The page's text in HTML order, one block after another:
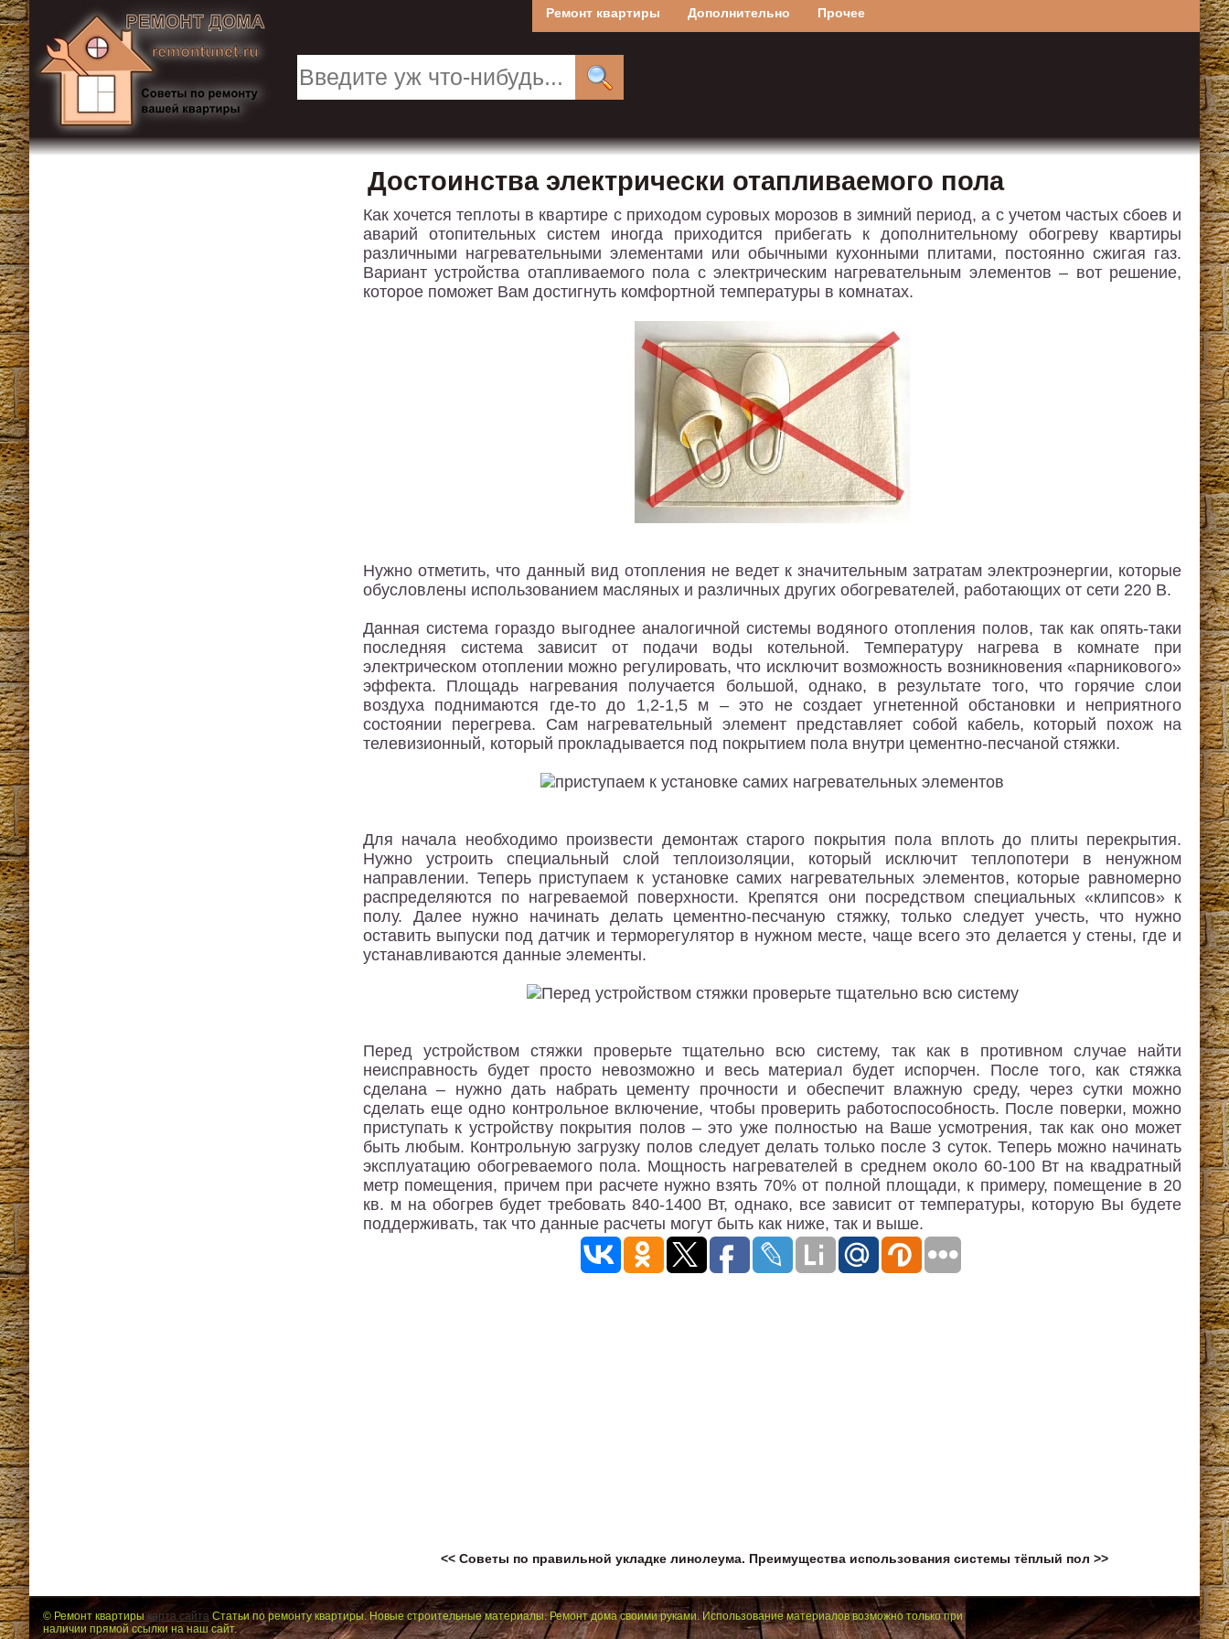
Ремонт квартиры Дополнительно Прочее
Достоинства электрически отапливаемого пола
Как хочется теплоты в квартире с приходом суровых морозов в зимний период, а с учетом частых сбоев и
аварий отопительных систем иногда приходится прибегать к дополнительному обогреву квартиры
различными нагревательными элементами или обычными кухонными плитами, постоянно сжигая газ.
Вариант устройства отапливаемого пола с электрическим нагревательным элементов – вот решение,
которое поможет Вам достигнуть комфортной температуры в комнатах.
Нужно отметить, что данный вид отопления не ведет к значительным затратам электроэнергии, которые
обусловлены использованием масляных и различных других обогревателей, работающих от сети 220 В.
Данная система гораздо выгоднее аналогичной системы водяного отопления полов, так как опять-таки
последняя система зависит от подачи воды котельной. Температуру нагрева в комнате при
электрическом отоплении можно регулировать, что исключит возможность возникновения «парникового»
эффекта. Площадь нагревания получается большой, однако, в результате того, что горячие слои
воздуха поднимаются где-то до 1,2-1,5 м – это не создает угнетенной обстановки и неприятного
состоянии перегрева. Сам нагревательный элемент представляет собой кабель, который похож на
телевизионный, который прокладывается под покрытием пола внутри цементно-песчаной стяжки.
Для начала необходимо произвести демонтаж старого покрытия пола вплоть до плиты перекрытия.
Нужно устроить специальный слой теплоизоляции, который исключит теплопотери в ненужном
направлении. Теперь приступаем к установке самих нагревательных элементов, которые равномерно
распределяются по нагреваемой поверхности. Крепятся они посредством специальных «клипсов» к
полу. Далее нужно начинать делать цементно-песчаную стяжку, только следует учесть, что нужно
оставить выпуски под датчик и терморегулятор в нужном месте, чаще всего это делается у стены, где и
устанавливаются данные элементы.
Перед устройством стяжки проверьте тщательно всю систему, так как в противном случае найти
неисправность будет просто невозможно и весь материал будет испорчен. После того, как стяжка
сделана – нужно дать набрать цементу прочности и обеспечит влажную среду, через сутки можно
сделать еще одно контрольное включение, чтобы проверить работоспособность. После поверки, можно
приступать к устройству покрытия полов – это уже полностью на Ваше усмотрения, так как оно может
быть любым. Контрольную загрузку полов следует делать только после 3 суток. Теперь можно начинать
эксплуатацию обогреваемого пола. Мощность нагревателей в среднем около 60-100 Вт на квадратный
метр помещения, причем при расчете нужно взять 70% от полной площади, к примеру, помещение в 20
кв. м на обогрев будет требовать 840-1400 Вт, однако, все зависит от температуры, которую Вы будете
поддерживать, так что данные расчеты могут быть как ниже, так и выше.
<< Советы по правильной укладке линолеума. Преимущества использования системы тёплый пол >>
© Ремонт квартирыкарта сайта Статьи по ремонту квартиры. Новые строительные материалы. Ремонт дома своими руками. Использование материалов возможно только при
наличии прямой ссылки на наш сайт.